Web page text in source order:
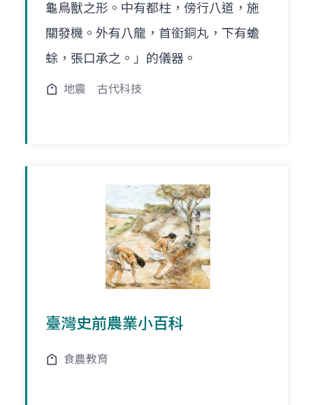
龜鳥獸之形。中有都柱，傍行八道，施
關發機。外有八龍，首銜銅丸，下有蟾
蜍，張口承之。」的儀器。
地震 古代科技
臺灣史前農業小百科
食農教育